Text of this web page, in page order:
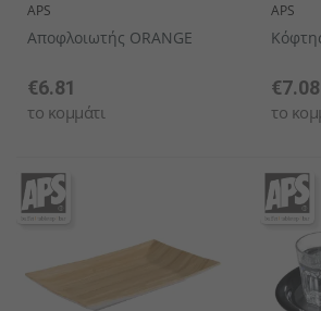
APS
Αποφλοιωτής ORANGE
€6.81
το κομμάτι
APS
€7.08
το